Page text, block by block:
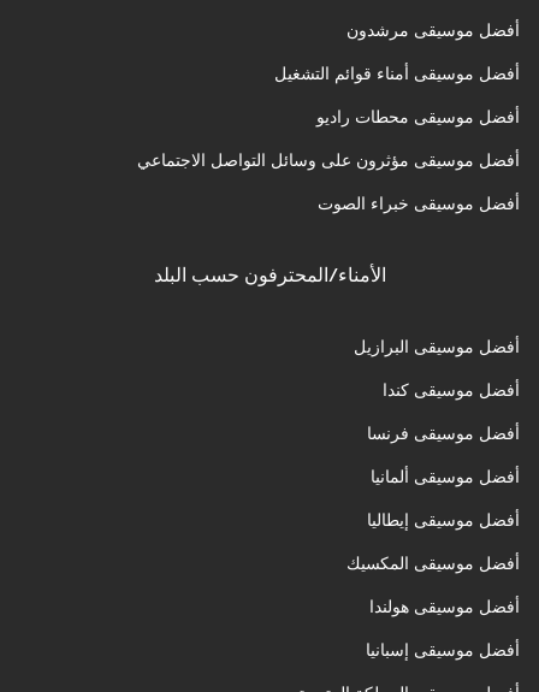
أفضل موسيقى مرشدون
أفضل موسيقى أمناء قوائم التشغيل
أفضل موسيقى محطات راديو
أفضل موسيقى مؤثرون على وسائل التواصل الاجتماعي
أفضل موسيقى خبراء الصوت
الأمناء/المحترفون حسب البلد
أفضل موسيقى البرازيل
أفضل موسيقى كندا
أفضل موسيقى فرنسا
أفضل موسيقى ألمانيا
أفضل موسيقى إيطاليا
أفضل موسيقى المكسيك
أفضل موسيقى هولندا
أفضل موسيقى إسبانيا